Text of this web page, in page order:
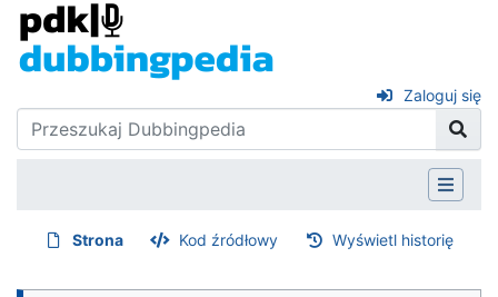
Zaloguj się
Strona Kod źródłowy Wyświetl historię